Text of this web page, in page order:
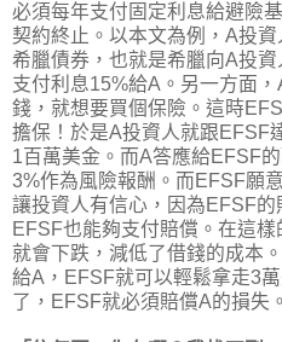
必須每年支付固定利息給避險
契約終止。以本文為例，A投
希臘債券，也就是希臘向A投
支付利息15%給A。另一方面
錢，就想要買個保險。這時
擔保！於是A投資人就跟EFSF
1百萬美金。而A答應給EFSF
3%作為風險報酬。而EFSF願
讓投資人有信心，因為EFSF的
EFSF也能夠支付賠償。在這
就會下跌，減低了借錢的成本
給A，EFSF就可以輕鬆拿走3
了，EFSF就必須賠償A的損失。